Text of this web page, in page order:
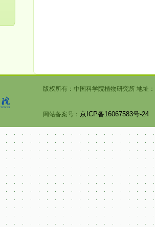
版权所有：中国科学院植物研究所 地址
网站备案号： 京ICP备16067583号-24